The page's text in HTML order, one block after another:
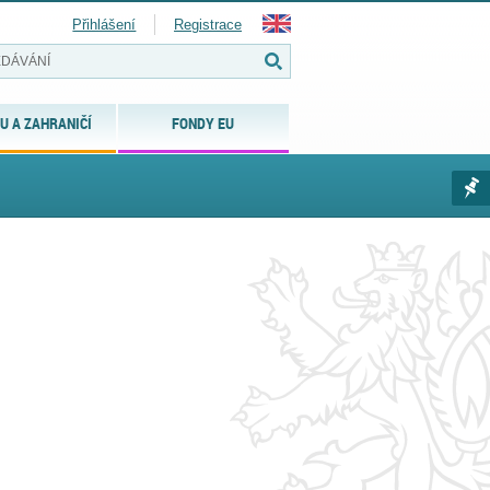
A ZAHRANIČÍ FONDY EU
Přihlášení Registrace